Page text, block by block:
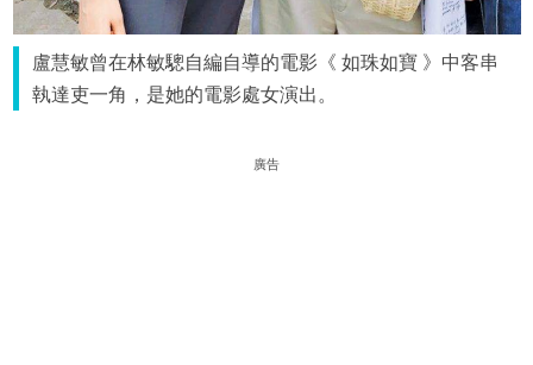
盧慧敏曾在林敏驄自編自導的電影《 如珠如寶 》中客串
執達吏一角，是她的電影處女演出。
廣告